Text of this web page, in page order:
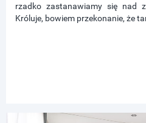
rzadko zastanawiamy się nad
Króluje, bowiem przekonanie, że